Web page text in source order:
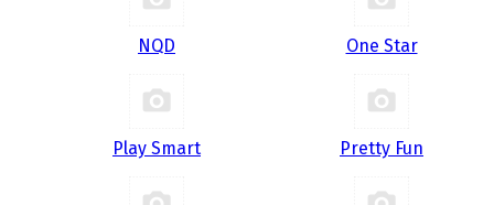
NQD One Star
Play Smart Pretty Fun